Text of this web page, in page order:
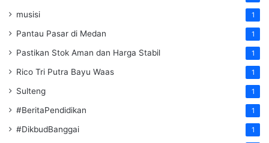
musisi 1
Pantau Pasar di Medan 1
Pastikan Stok Aman dan Harga Stabil 1
Rico Tri Putra Bayu Waas 1
Sulteng 1
#BeritaPendidikan 1
#DikbudBanggai 1